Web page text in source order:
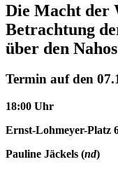
Die Macht der
Betrachtung
über den
Termin auf den
18:00 Uhr
Ernst-Lohmeyer-Platz
Pauline Jäckels (nd)